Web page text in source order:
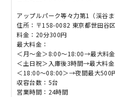
アップルパーク等々力第1（渓谷ま
住所：〒158-0082 東京都世田谷
料金：20分300円
最大料金：
＜月～金＞8:00～18:00→最大料
＜土日祝＞入庫後3時間→最大料
＜18:00～08:00＞→夜間最大500
収容台数：5台
営業時間：24時間